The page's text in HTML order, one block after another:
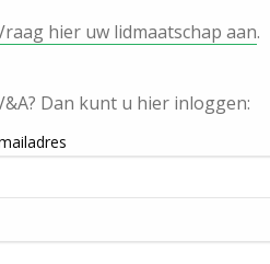
hier uw lidmaatschap aan.
Dan kunt u hier inloggen: